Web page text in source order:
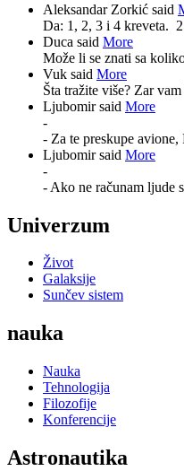
Aleksandar Zorkić said
Da: 1, 2, 3 i 4 kreveta.
Duca said More
Može li se znati sa
Vuk said More
Šta tražite više? Zar
Ljubomir said More
-
- Za te preskupe avione,
Ljubomir said More
-
- Ako ne računam ljude
Univerzum
Život
Galaksije
Sunčev sistem
nauka
Nauka
Tehnologija
Filozofije
Konferencije
Astronautika